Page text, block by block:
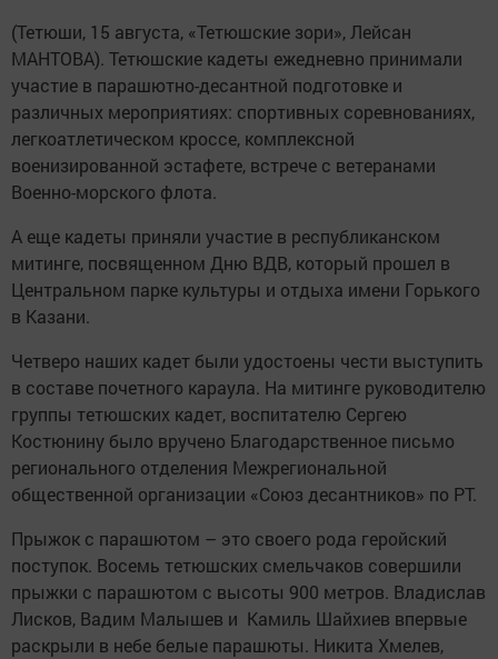
(Тетюши, 15 августа, «Тетюшские зори», Лейсан
МАНТОВА). Тетюшские кадеты ежедневно принимали
участие в парашютно-десантной подготовке и
различных мероприятиях: спортивных соревнованиях,
легкоатлетическом кроссе, комплексной
военизированной эстафете, встрече с ветеранами
Военно-морского флота.
А еще кадеты приняли участие в республиканском
митинге, посвященном Дню ВДВ, который прошел в
Центральном парке культуры и отдыха имени Горького
в Казани.
Четверо наших кадет были удостоены чести выступить
в составе почетного караула. На митинге руководителю
группы тетюшских кадет, воспитателю ­Сергею
Костюнину было вручено Благодарственное письмо
регионального отделения Межрегио­нальной
общественной организации «Союз десантников» по РТ.
Прыжок с парашютом – это своего рода геройский
поступок. Восемь тетюшских смельчаков совершили
прыжки с парашютом с высоты 900 метров. Владислав
Лисков, Вадим Малышев и Камиль Шайхиев впервые
раскрыли в небе белые парашюты. Никита Хмелев,